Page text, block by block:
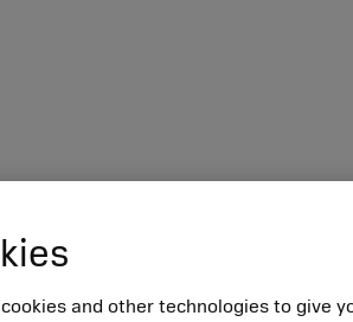
and other technologies to give